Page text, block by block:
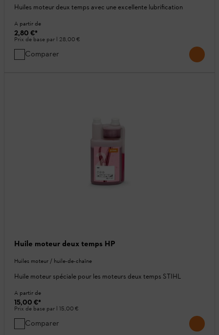
Huiles moteur deux temps avec une excellente lubrification
A partir de
2,80 €*
Prix de base par l 28,00 €
Comparer
Huile moteur deux temps HP
Huiles moteur / huile-de-chaîne
Huile moteur spéciale pour les moteurs deux temps STIHL
A partir de
15,00 €*
Prix de base par l 15,00 €
Comparer